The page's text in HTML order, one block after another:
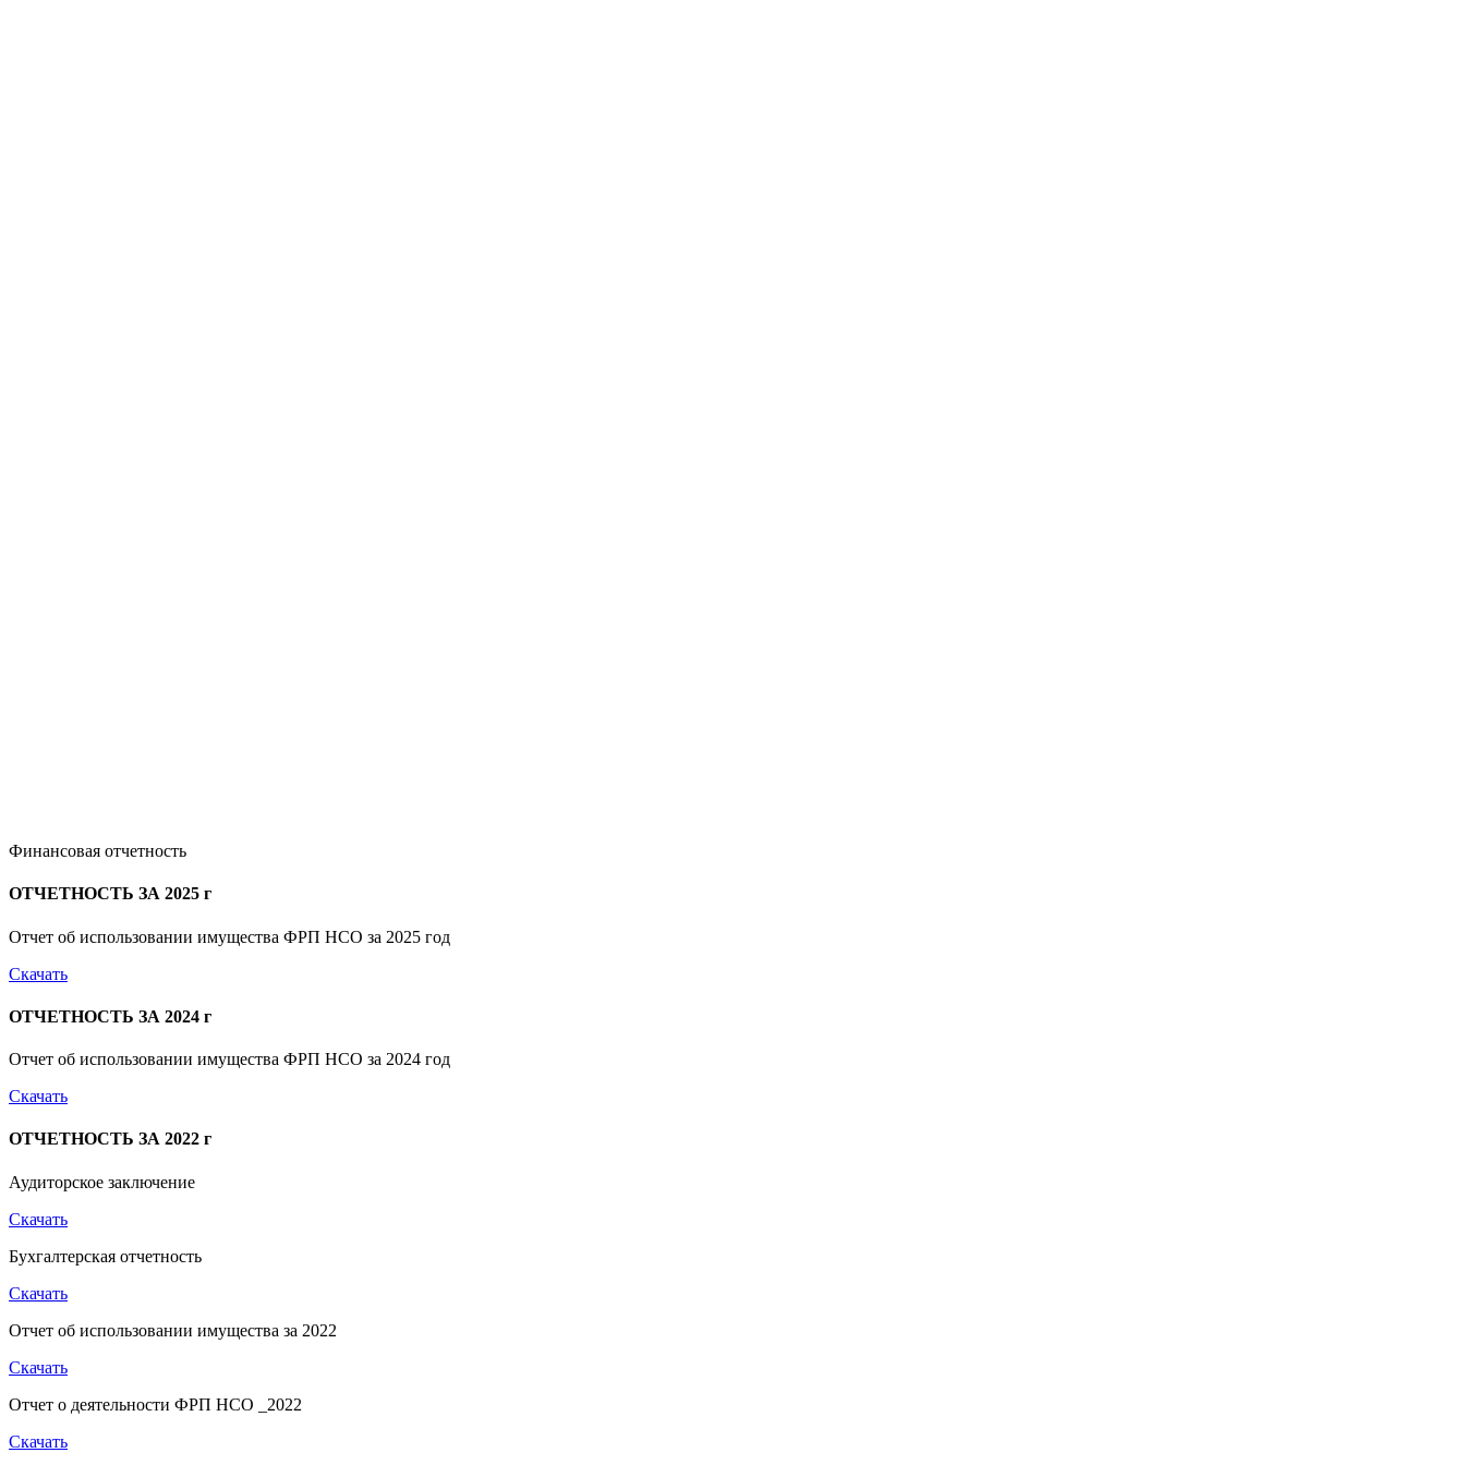
Финансовая отчетность
ОТЧЕТНОСТЬ ЗА 2025 г
Отчет об использовании имущества ФРП НСО за 2025 год
Скачать
ОТЧЕТНОСТЬ ЗА 2024 г
Отчет об использовании имущества ФРП НСО за 2024 год
Скачать
ОТЧЕТНОСТЬ ЗА 2022 г
Аудиторское заключение
Скачать
Бухгалтерская отчетность
Скачать
Отчет об использовании имущества за 2022
Скачать
Отчет о деятельности ФРП НСО _2022
Скачать